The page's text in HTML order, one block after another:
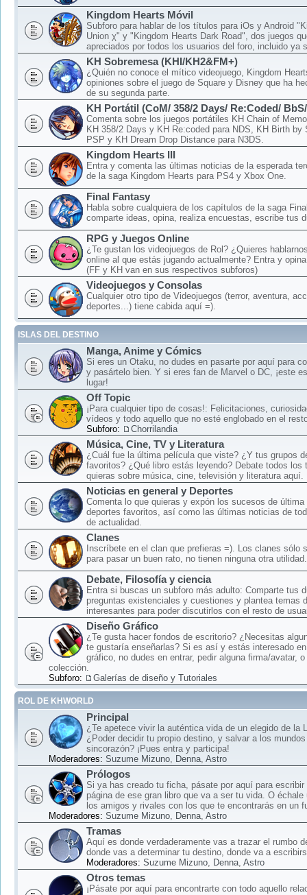
Kingdom Hearts Móvil
Subforo para hablar de los títulos para iOs y Android
Union χ" y "Kingdom Hearts Dark Road", dos juegos
apreciados por todos los usuarios del foro, incluido ya
KH Sobremesa (KHI/KH2&FM+)
¿Quién no conoce el mítico videojuego, Kingdom
opiniones sobre el juego de Square y Disney que ha
de su segunda parte.
KH Portátil (CoM/ 358/2 Days/ Re:Coded/
Comenta sobre los juegos portátiles KH Chain of
KH 358/2 Days y KH Re:coded para NDS, KH Birth by
PSP y KH Dream Drop Distance para N3DS.
Kingdom Hearts III
Entra y comenta las últimas noticias de la esperada
de la saga Kingdom Hearts para PS4 y Xbox One.
Final Fantasy
Habla sobre cualquiera de los capítulos de la saga
comparte ideas, opina, realiza encuestas, escribe tus
RPG y Juegos Online
¿Te gustan los videojuegos de Rol? ¿Quieres
online al que estás jugando actualmente? Entra y
(FF y KH van en sus respectivos subforos)
Videojuegos y Consolas
Cualquier otro tipo de Videojuegos (terror, aventura,
deportes...) tiene cabida aquí =).
ISLAS DEL DESTINO
Manga, Anime y Cómics
Si eres un Otaku, no dudes en pasarte por aquí para
y pasártelo bien. Y si eres fan de Marvel o DC, ¡este
lugar!
Off Topic
¡Para cualquier tipo de cosas!: Felicitaciones,
vídeos y todo aquello que no esté englobado en el
Subforo:
Chorrilandia
Música, Cine, TV y Literatura
¿Cuál fue la última película que viste? ¿Y tus grupos
favoritos? ¿Qué libro estás leyendo? Debate todos los
quieras sobre música, cine, televisión y literatura aquí.
Noticias en general y Deportes
Comenta lo que quieras y expón los sucesos de última
deportes favoritos, así como las últimas noticias de
de actualidad.
Clanes
Inscríbete en el clan que prefieras =). Los clanes sólo
para pasar un buen rato, no tienen ninguna otra utilidad.
Debate, Filosofía y ciencia
Entra si buscas un subforo más adulto: Comparte tus
preguntas existenciales y cuestiones y plantea temas
interesantes para poder discutirlos con el resto de
Diseño Gráfico
¿Te gusta hacer fondos de escritorio? ¿Necesitas
te gustaría enseñarlas? Si es así y estás interesado
gráfico, no dudes en entrar, pedir alguna firma/avatar,
colección.
Subforo:
Galerías de diseño y Tutoriales
ROL DE KHWORLD
Principal
¿Te apetece vivir la auténtica vida de un elegido de la
¿Poder decidir tu propio destino, y salvar a los
sincorazón? ¡Pues entra y participa!
Moderadores: Suzume Mizuno Denna Astro
Prólogos
Si ya has creado tu ficha, pásate por aquí para escribir
página de ese gran libro que va a ser tu vida. O
los amigos y rivales con los que te encontrarás en un
Moderadores: Suzume Mizuno Denna Astro
Tramas
Aquí es donde verdaderamente vas a trazar el rumbo
donde vas a determinar tu destino, donde va a
Moderadores: Suzume Mizuno Denna Astro
Otros temas
¡Pásate por aquí para encontrarte con todo aquello